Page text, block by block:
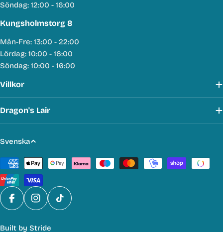
Söndag: 12:00 - 16:00
Kungsholmstorg 8
Mån-Fre: 13:00 - 22:00
Lördag: 10:00 - 16:00
Söndag: 10:00 - 16:00
Villkor
Dragon's Lair
S
p
r
å
k
Svenska
Betalmetoder
FacebookInstagram
TikTok
Built by Stride